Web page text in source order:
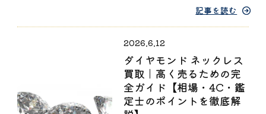
記事を読む
2026.6.12
ダイヤモンド ネックレス
買取｜高く売るための完
全ガイド【相場・4C・鑑
定士のポイントを徹底解